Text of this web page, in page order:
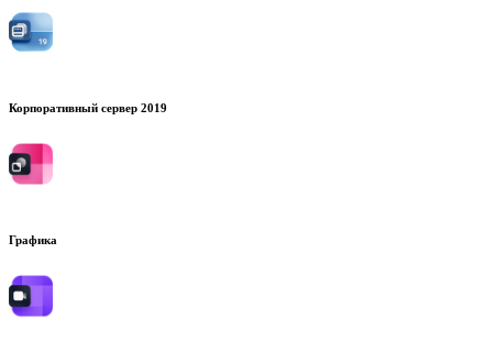
Корпоративный сервер 2019
Графика